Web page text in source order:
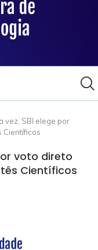
vez, SBI elege por
Científicos
voto direto
Científicos